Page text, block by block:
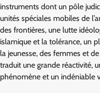
instruments dont un pôle
unités spéciales mobiles de
des frontières, une lutte
islamique et la tolérance, un
la jeunesse, des femmes et
traduit une grande réactivité,
phénomène et un indéniable